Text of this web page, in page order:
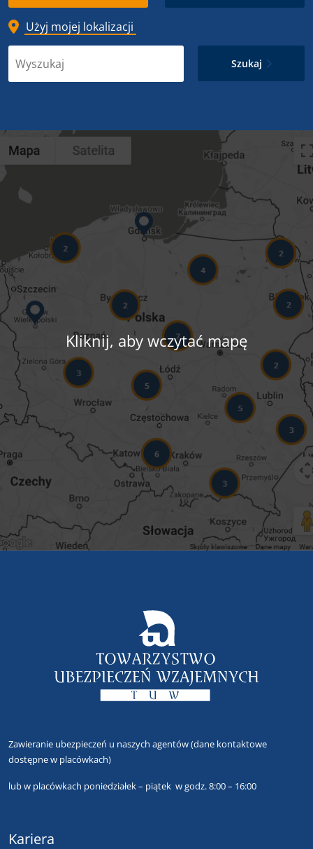
Użyj mojej lokalizacji
Szukaj
Kliknij, aby wczytać mapę
Zawieranie ubezpieczeń u naszych agentów(dane kontaktowe
dostępne w placówkach)
lubw placówkach poniedziałek – piątek w godz. 8:00 – 16:00
Kariera